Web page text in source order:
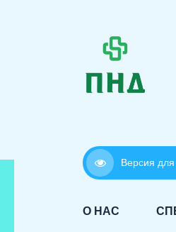
Версия
О НАС